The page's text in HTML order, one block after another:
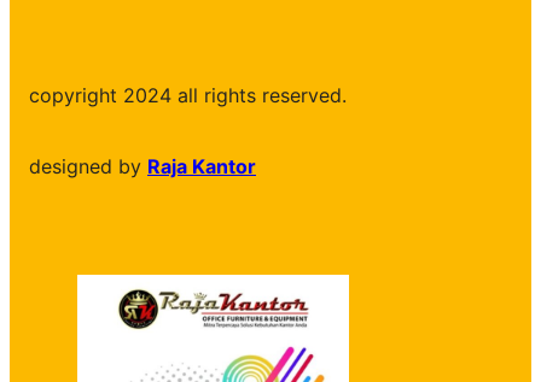
copyright 2024 all rights reserved.
designed by Raja Kantor